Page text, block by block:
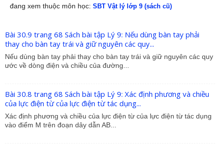
đang xem thuộc môn học: SBT Vật lý lớp 9 (sách cũ)
Bài 30.9 trang 68 Sách bài tập Lý 9: Nếu dùng bàn tay phải
thay cho bàn tay trái và giữ nguyên các quy...
Nếu dùng bàn tay phải thay cho bàn tay trái và giữ nguyên các quy
ước về dòng điện và chiều của đường...
Bài 30.8 trang 68 Sách bài tập Lý 9: Xác định phương và chiều
của lực điện từ của lực điện từ tác dụng...
Xác định phương và chiều của lực điện từ của lực điện từ tác dụng
vào điểm M trên đoạn dây dẫn AB...